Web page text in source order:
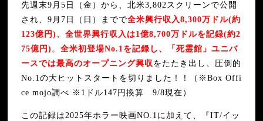
先週末9月5日（金）から、北米3,802スクリーンで公開
され、9月7日（日）までで全米興行収入8,300万ドル(約
123億円)、全世界興行収入は1億8,700万ドルを記録(約2
75億円) 。 全米初登場No.1を記録し、「死霊館」ユニバ
ースでは最高のオープニング興収をたたき出し、圧倒的
No.1の大ヒットスタートを切りました！！（※Box Offi
ce mojo調べ ※1ドル147円換算 9/8現在）
この記録は2025年ホラー映画NO.1に加えて、『IT/イッ